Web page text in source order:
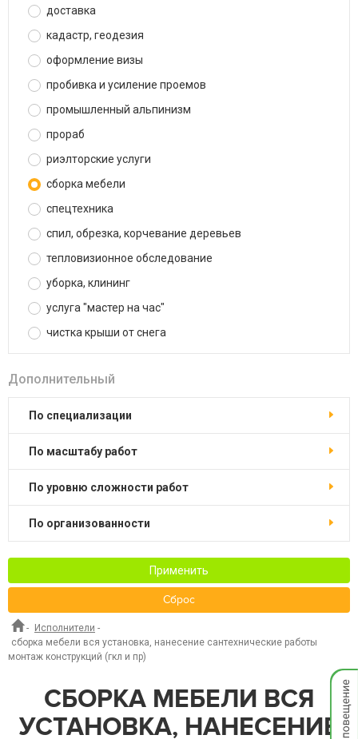
доставка
кадастр, геодезия
оформление визы
пробивка и усиление проемов
промышленный альпинизм
прораб
риэлторские услуги
сборка мебели
спецтехника
спил, обрезка, корчевание деревьев
тепловизионное обследование
уборка, клининг
услуга "мастер на час"
чистка крыши от снега
Дополнительный
по специализации
по масштабу работ
по уровню сложности работ
по организованности
Применить
Сброс
- Исполнители -
сборка мебели вся установка, нанесение сантехнические работы
монтаж конструкций (гкл и пр)
СБОРКА МЕБЕЛИ ВСЯ
УСТАНОВКА, НАНЕСЕНИЕ